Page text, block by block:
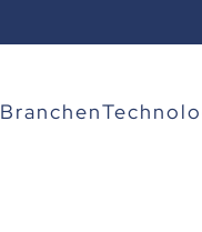
Branchen